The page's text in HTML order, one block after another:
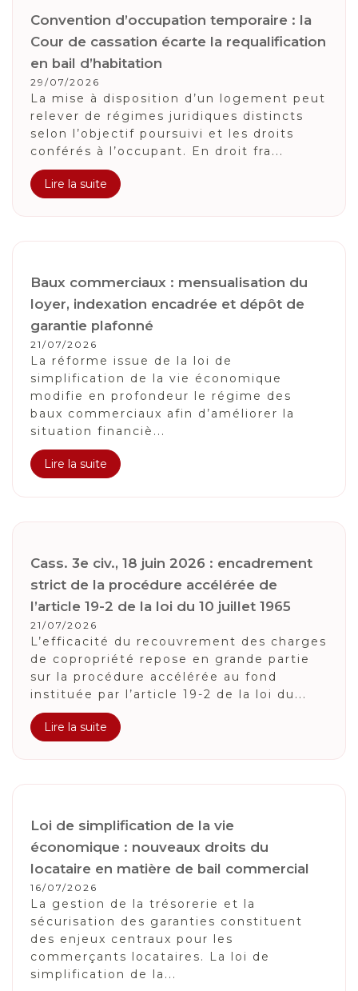
Convention d’occupation temporaire : la
Cour de cassation écarte la requalification
en bail d’habitation
29/07/2026
La mise à disposition d’un logement peut
relever de régimes juridiques distincts
selon l’objectif poursuivi et les droits
conférés à l’occupant. En droit fra...
Lire la suite
Baux commerciaux : mensualisation du
loyer, indexation encadrée et dépôt de
garantie plafonné
21/07/2026
La réforme issue de la loi de
simplification de la vie économique
modifie en profondeur le régime des
baux commerciaux afin d’améliorer la
situation financiè...
Lire la suite
Cass. 3e civ., 18 juin 2026 : encadrement
strict de la procédure accélérée de
l’article 19-2 de la loi du 10 juillet 1965
21/07/2026
L’efficacité du recouvrement des charges
de copropriété repose en grande partie
sur la procédure accélérée au fond
instituée par l’article 19-2 de la loi du...
Lire la suite
Loi de simplification de la vie
économique : nouveaux droits du
locataire en matière de bail commercial
16/07/2026
La gestion de la trésorerie et la
sécurisation des garanties constituent
des enjeux centraux pour les
commerçants locataires. La loi de
simplification de la...